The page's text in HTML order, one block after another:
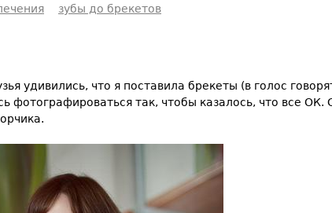
зубы до брекетов
удивились, что я поставила брекеты (в голос
фотографироваться так, чтобы казалось, что все